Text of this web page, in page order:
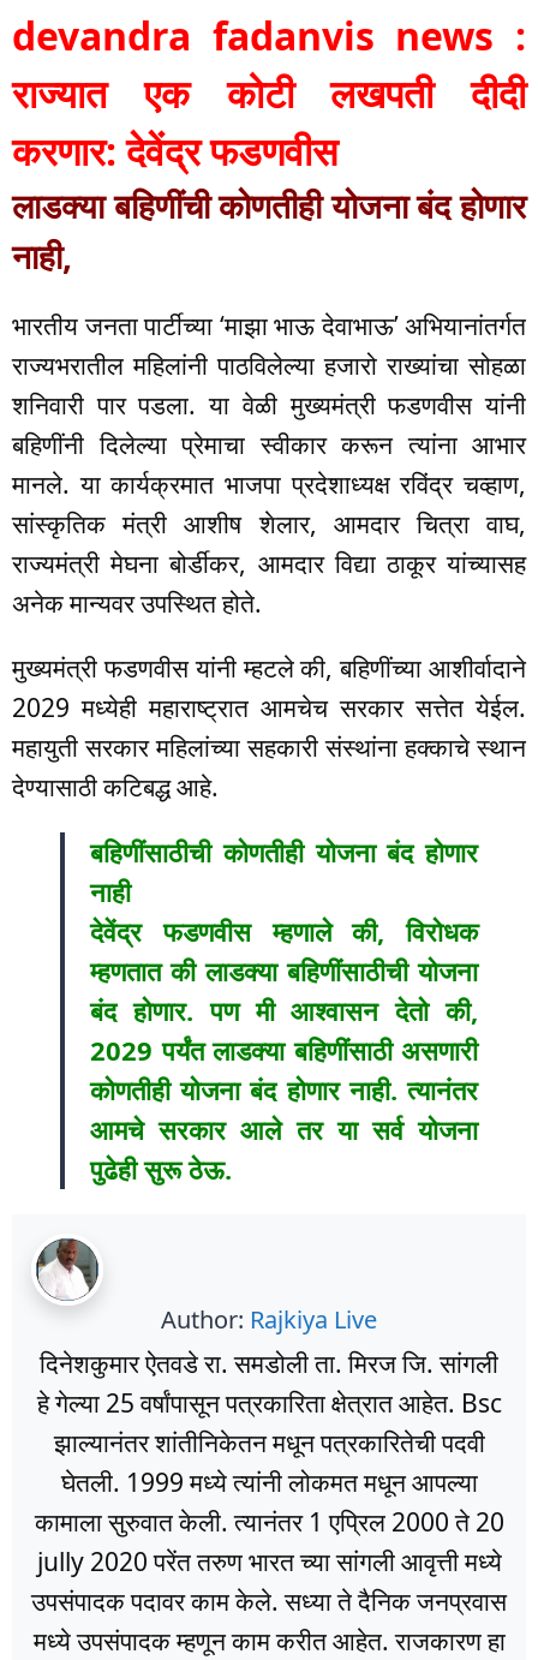
devandra fadanvis news :
राज्यात एक कोटी लखपती दीदी
करणार: देवेंद्र फडणवीस
लाडक्या बहिणींची कोणतीही योजना बंद होणार
नाही,
भारतीय जनता पार्टीच्या ‘माझा भाऊ देवाभाऊ’ अभियानांतर्गत
राज्यभरातील महिलांनी पाठविलेल्या हजारो राख्यांचा सोहळा
शनिवारी पार पडला. या वेळी मुख्यमंत्री फडणवीस यांनी
बहिणींनी दिलेल्या प्रेमाचा स्वीकार करून त्यांना आभार
मानले. या कार्यक्रमात भाजपा प्रदेशाध्यक्ष रविंद्र चव्हाण,
सांस्कृतिक मंत्री आशीष शेलार, आमदार चित्रा वाघ,
राज्यमंत्री मेघना बोर्डीकर, आमदार विद्या ठाकूर यांच्यासह
अनेक मान्यवर उपस्थित होते.
मुख्यमंत्री फडणवीस यांनी म्हटले की, बहिणींच्या आशीर्वादाने
2029 मध्येही महाराष्ट्रात आमचेच सरकार सत्तेत येईल.
महायुती सरकार महिलांच्या सहकारी संस्थांना हक्काचे स्थान
देण्यासाठी कटिबद्ध आहे.
बहिणींसाठीची कोणतीही योजना बंद होणार
नाही
देवेंद्र फडणवीस म्हणाले की, विरोधक
म्हणतात की लाडक्या बहिणींसाठीची योजना
बंद होणार. पण मी आश्वासन देतो की,
2029 पर्यंत लाडक्या बहिणींसाठी असणारी
कोणतीही योजना बंद होणार नाही. त्यानंतर
आमचे सरकार आले तर या सर्व योजना
पुढेही सुरू ठेऊ.
Author: Rajkiya Live
दिनेशकुमार ऐतवडे रा. समडोली ता. मिरज जि. सांगली
हे गेल्या 25 वर्षांपासून पत्रकारिता क्षेत्रात आहेत. Bsc
झाल्यानंतर शांतीनिकेतन मधून पत्रकारितेची पदवी
घेतली. 1999 मध्ये त्यांनी लोकमत मधून आपल्या
कामाला सुरुवात केली. त्यानंतर 1 एप्रिल 2000 ते 20
jully 2020 परेंत तरुण भारत च्या सांगली आवृत्ती मध्ये
उपसंपादक पदावर काम केले. सध्या ते दैनिक जनप्रवास
मध्ये उपसंपादक म्हणून काम करीत आहेत. राजकारण हा